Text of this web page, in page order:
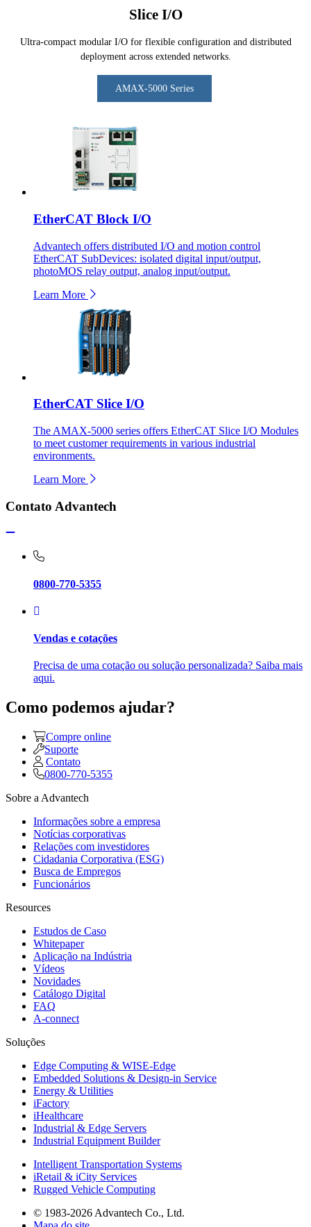
Slice I/O
Ultra-compact modular I/O for flexible configuration and distributed
deployment across extended networks.
AMAX-5000 Series
EtherCAT Block I/O
Advantech offers distributed I/O and motion control
EtherCAT SubDevices: isolated digital input/output,
photoMOS relay output, analog input/output.
Learn More
EtherCAT Slice I/O
The AMAX-5000 series offers EtherCAT Slice I/O Modules
to meet customer requirements in various industrial
environments.
Learn More
Contato Advantech
0800-770-5355
Vendas e cotações
Precisa de uma cotação ou solução personalizada? Saiba mais
aqui.
Como podemos ajudar?
Compre online
Suporte
Contato
0800-770-5355
Sobre a Advantech
Informações sobre a empresa
Notícias corporativas
Relações com investidores
Cidadania Corporativa (ESG)
Busca de Empregos
Funcionários
Resources
Estudos de Caso
Whitepaper
Aplicação na Indústria
Vídeos
Novidades
Catálogo Digital
FAQ
A-connect
Soluções
Edge Computing & WISE-Edge
Embedded Solutions & Design-in Service
Energy & Utilities
iFactory
iHealthcare
Industrial & Edge Servers
Industrial Equipment Builder
Intelligent Transportation Systems
iRetail & iCity Services
Rugged Vehicle Computing
© 1983-2026 Advantech Co., Ltd.